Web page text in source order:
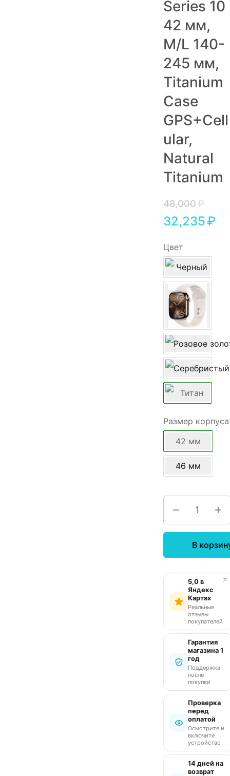
Series 10
42 мм,
M/L 140-
245 мм,
Titanium
Case
GPS+Cell
ular,
Natural
Titanium
48,000₽
32,235₽
Цвет
Размер корпуса
42 мм
46 мм
В
5,0 в
Яндекс
Картах
Реальные
отзывы
покупателей
↗
Гарантия
магазина 1
год
Поддержка
после
покупки
Проверка
перед
оплатой
Осмотрите и
включите
устройство
14 дней на
возврат